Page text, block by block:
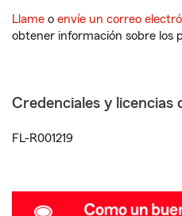
Llame o envíe un correo
obtener información sobre los
Credenciales y licencias
FL-R001219